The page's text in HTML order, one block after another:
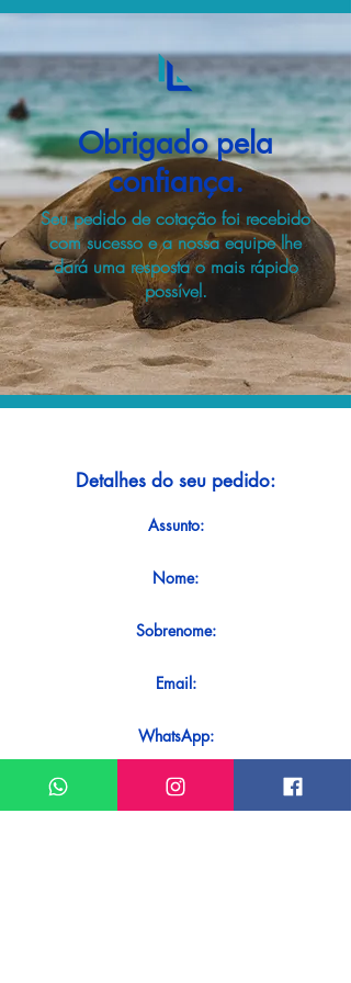
Obrigado pela
confiança.
Seu pedido de cotação foi recebido
com sucesso e a nossa equipe lhe
dará uma resposta o mais rápido
possível.
Detalhes do seu pedido:
Assunto:
Nome:
Sobrenome:
Email:
WhatsApp:
Mensagem: